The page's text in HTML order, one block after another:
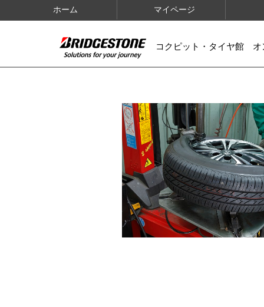
ホーム マイページ
コクピット・タイヤ館 オ
IMAGES